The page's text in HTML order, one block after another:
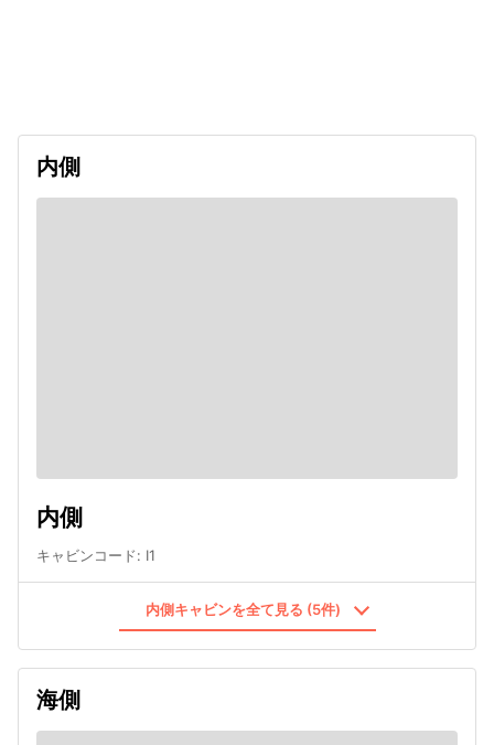
内側
内側
キャビンコード: I1
内側キャビンを全て見る (5件)
海側